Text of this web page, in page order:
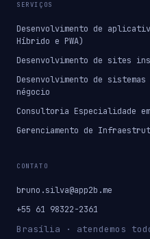
SERVIÇOS
Desenvolvimento de
Híbrido e PWA)
Desenvolvimento de sites
Desenvolvimento de
négocio
Consultoria Especialidade
Gerenciamento de
CONTATO
bruno.silva@app2b.me
+55 61 98322-2361
Brasília · atendemos